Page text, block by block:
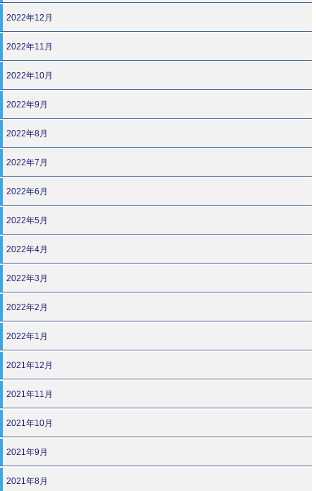
2022年12月
2022年11月
2022年10月
2022年9月
2022年8月
2022年7月
2022年6月
2022年5月
2022年4月
2022年3月
2022年2月
2022年1月
2021年12月
2021年11月
2021年10月
2021年9月
2021年8月